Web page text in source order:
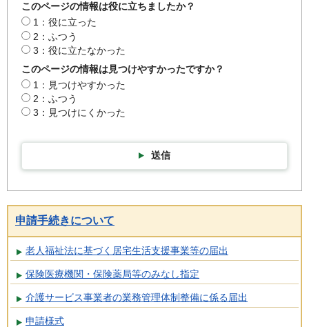
このページの情報は役に立ちましたか？
1：役に立った
2：ふつう
3：役に立たなかった
このページの情報は見つけやすかったですか？
1：見つけやすかった
2：ふつう
3：見つけにくかった
送信
申請手続きについて
老人福祉法に基づく居宅生活支援事業等の届出
保険医療機関・保険薬局等のみなし指定
介護サービス事業者の業務管理体制整備に係る届出
申請様式